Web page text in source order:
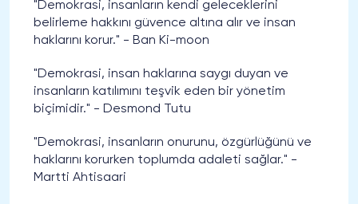
"Demokrasi, insanların kendi geleceklerini
belirleme hakkını güvence altına alır ve insan
haklarını korur." - Ban Ki-moon
"Demokrasi, insan haklarına saygı duyan ve
insanların katılımını teşvik eden bir yönetim
biçimidir." - Desmond Tutu
"Demokrasi, insanların onurunu, özgürlüğünü ve
haklarını korurken toplumda adaleti sağlar." -
Martti Ahtisaari